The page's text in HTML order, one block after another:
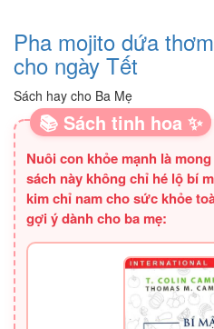
Pha mojito dứa
cho ngày Tết
Sách hay cho Ba Mẹ
📚 Sách tinh hoa ✨
Nuôi con khỏe mạnh là
sách này không chỉ hé lộ bí
kim chỉ nam cho sức khỏe
gợi ý dành cho ba mẹ: